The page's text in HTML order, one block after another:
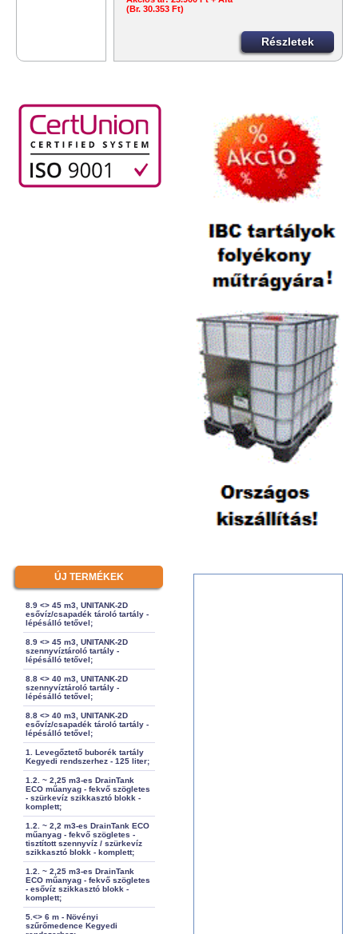
(Br. 30.353 Ft)
Részletek
ÚJ TERMÉKEK
8.9 <> 45 m3, UNITANK-2D
esővíz/csapadék tároló tartály -
lépésálló tetővel;
8.9 <> 45 m3, UNITANK-2D
szennyvíztároló tartály -
lépésálló tetővel;
8.8 <> 40 m3, UNITANK-2D
szennyvíztároló tartály -
lépésálló tetővel;
8.8 <> 40 m3, UNITANK-2D
esővíz/csapadék tároló tartály -
lépésálló tetővel;
1. Levegőztető buborék tartály
Kegyedi rendszerhez - 125 liter;
1.2. ~ 2,25 m3-es DrainTank
ECO műanyag - fekvő szögletes
- szürkevíz szikkasztó blokk -
komplett;
1.2. ~ 2,2 m3-es DrainTank ECO
műanyag - fekvő szögletes -
tisztított szennyvíz / szürkevíz
szikkasztó blokk - komplett;
1.2. ~ 2,25 m3-es DrainTank
ECO műanyag - fekvő szögletes
- esővíz szikkasztó blokk -
komplett;
5.<> 6 m - Növényi
szűrőmedence Kegyedi